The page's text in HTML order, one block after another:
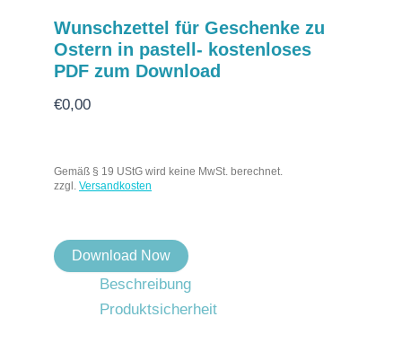
Wunschzettel für Geschenke zu
Ostern in pastell- kostenloses
PDF zum Download
€0,00
Gemäß § 19 UStG wird keine MwSt. berechnet.
zzgl. Versandkosten
Download Now
Beschreibung
Produktsicherheit